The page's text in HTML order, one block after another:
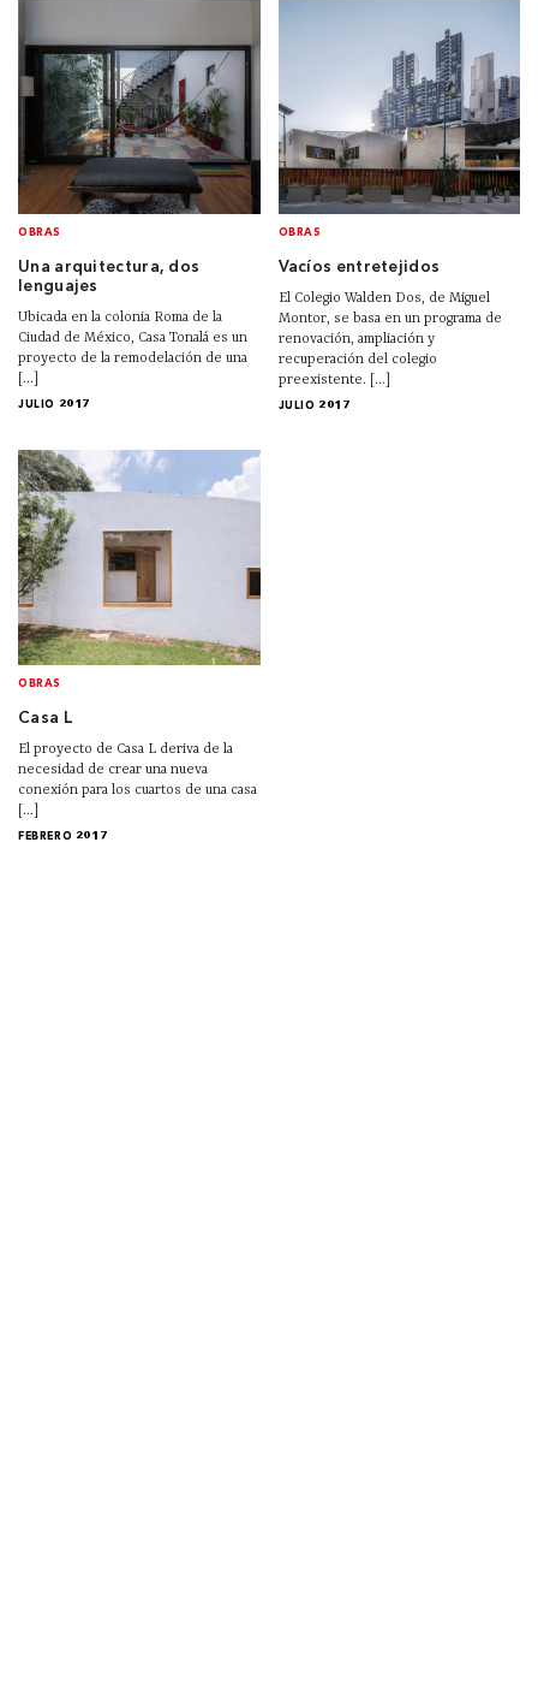
OBRAS
Una arquitectura, dos
lenguajes
Ubicada en la colonia Roma de la
Ciudad de México, Casa Tonalá es un
proyecto de la remodelación de una
[...]
JULIO 2017
OBRAS
Vacíos entretejidos
El Colegio Walden Dos, de Miguel
Montor, se basa en un programa de
renovación, ampliación y
recuperación del colegio
preexistente. [...]
JULIO 2017
OBRAS
Casa L
El proyecto de Casa L deriva de la
necesidad de crear una nueva
conexión para los cuartos de una casa
[...]
FEBRERO 2017